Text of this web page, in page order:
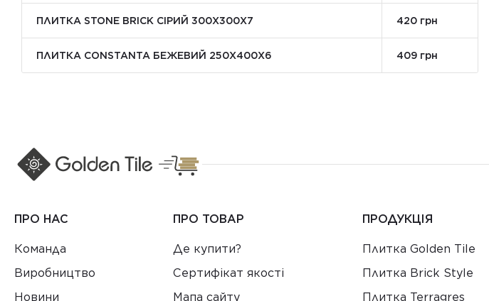
ПЛИТКА STONE BRICK СІРИЙ 300Х300X7 420 грн
ПЛИТКА CONSTANTA БЕЖЕВИЙ 250Х400X6 409 грн
ПРО НАС
Команда
Виробництво
Новини
ПРО ТОВАР
Де купити?
Сертифікат якості
Мапа сайту
ПРОДУКЦІЯ
Плитка Golden Tile
Плитка Brick Style
Плитка Terragres